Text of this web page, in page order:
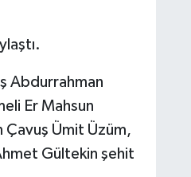
Abdurrahman
Er Mahsun
Çavuş Ümit Üzüm,
Gültekin şehit